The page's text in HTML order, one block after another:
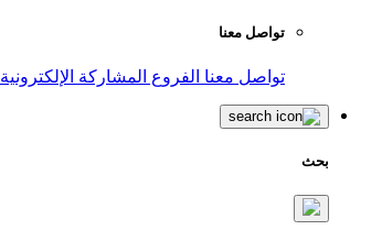
تواصل معنا
تواصل معنا الفروع المشاركة الإلكترونية
بحث